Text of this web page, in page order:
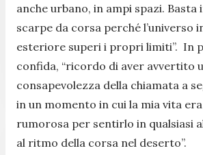
anche urbano, in ampi spazi. Basta
scarpe da corsa perché l’universo
esteriore superi i propri limiti”. In
confida, “ricordo di aver avvertito
consapevolezza della chiamata a
in un momento in cui la mia vita
rumorosa per sentirlo in qualsiasi
al ritmo della corsa nel deserto”.